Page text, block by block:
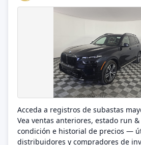
Acceda a registros de subastas
Vea ventas anteriores, estado run
condición e historial de precios —
distribuidores y compradores de